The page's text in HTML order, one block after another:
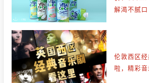
解渴不腻口
伦敦西区
啦，精彩音